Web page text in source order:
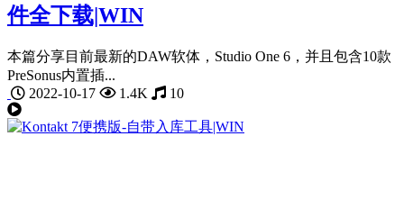
件全下载|WIN
本篇分享目前最新的DAW软体，Studio One 6，并且包含10款
PreSonus内置插...
2022-10-17
1.4K 10